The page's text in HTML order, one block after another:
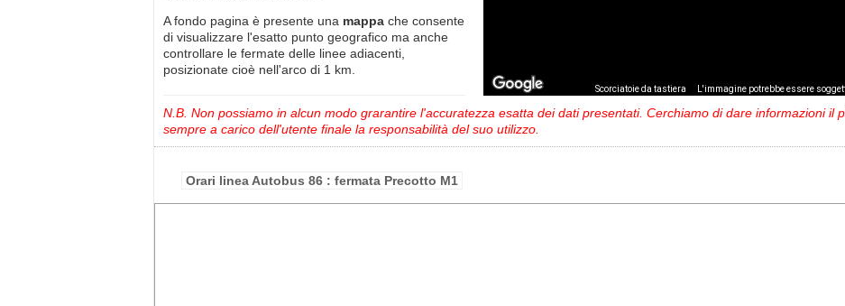
A fondo pagina è presente una mappa che consente
di visualizzare l'esatto punto geografico ma anche
controllare le fermate delle linee adiacenti,
posizionate cioè nell'arco di 1 km.
Scorciatoie da tastiera L'immagine potrebbe essere
N.B. Non possiamo in alcun modo grarantire l'accuratezza esatta dei dati presentati. Cerchiamo di dare informazioni il
sempre a carico dell'utente finale la responsabilità del suo utilizzo.
Orari linea Autobus 86 : fermata Precotto M1